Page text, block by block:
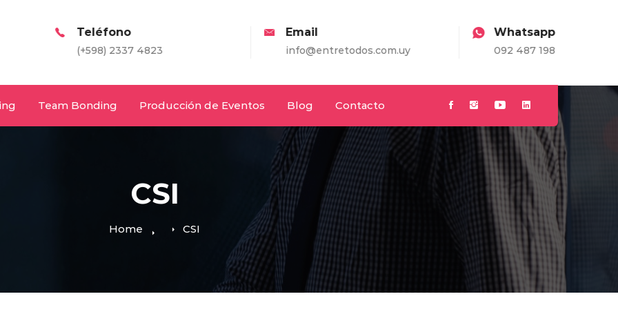
2337 4823 info@entretodos.com.uy
Whatsapp
Team Bonding Producción de Eventos Blog Contacto
CSI
Home CSI